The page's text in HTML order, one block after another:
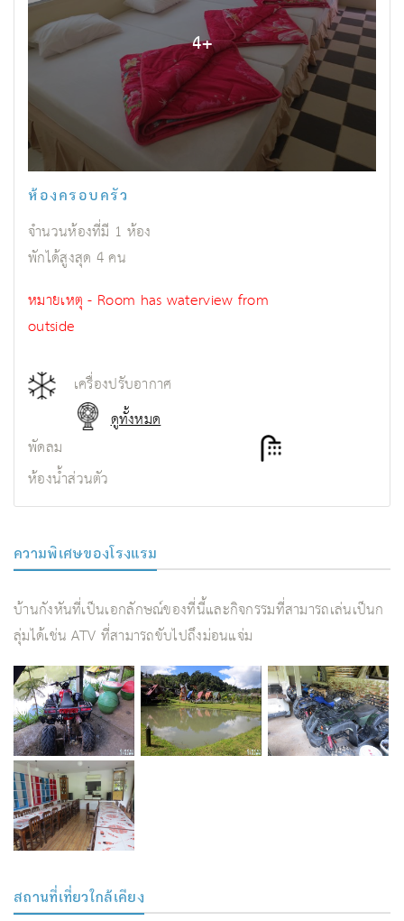
4+
ห้องครอบครัว
จำนวนห้องที่มี 1 ห้อง
พักได้สูงสุด 4คน
หมายเหตุ - Room has waterview from
outside
เครื่องปรับอากาศ
พัดลม
ห้องน้ำส่วนตัว
ดูทั้งหมด
ความพิเศษของโรงแรม
บ้านกังหันที่เป็นเอกลักษณ์ของที่นี้และกิจกรรมที่สามารถเล่นเป็นก
ลุ่มได้เช่น ATV ที่สามารถขับไปถึงม่อนแจ่ม
สถานที่เที่ยวใกล้เคียง